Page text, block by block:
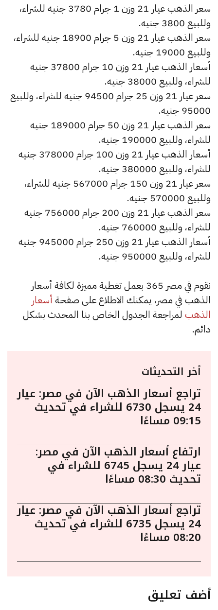
سعر الذهب عيار 21 وزن 1 جرام 3780 جنيه للشراء،
وللبيع 3800 جنيه.
سعر الذهب عيار 21 وزن 5 جرام 18900 جنيه للشراء،
وللبيع 19000 جنيه.
أسعار الذهب عيار 21 وزن 10 جرام 37800 جنيه
للشراء، وللبيع 38000 جنيه.
سعر عيار 21 وزن 25 جرام 94500 جنيه للشراء، وللبيع
95000 جنيه.
سعر الذهب عيار 21 وزن 50 جرام 189000 جنيه
للشراء، وللبيع 190000 جنيه.
أسعار الذهب عيار 21 وزن 100 جرام 378000 جنيه
للشراء، وللبيع 380000 جنيه.
سعر عيار 21 وزن 150 جرام 567000 جنيه للشراء،
وللبيع 570000 جنيه.
سعر الذهب عيار 21 وزن 200 جرام 756000 جنيه
للشراء، وللبيع 760000 جنيه.
أسعار الذهب عيار 21 وزن 250 جرام 945000 جنيه
للشراء، وللبيع 950000 جنيه.
نقوم في مصر 365 بعمل تغطية مميزة لكافة أسعار
الذهب في مصر، يمكنك الاطلاع على صفحة أسعار
الذهب لمراجعة الجدول الخاص بنا المحدث بشكل
دائم.
أخر التحديثات
تراجع أسعار الذهب الآن في مصر: عيار
24 يسجل 6730 للشراء في تحديث
09:15 مساءًا
ارتفاع أسعار الذهب الآن في مصر:
عيار 24 يسجل 6745 للشراء في
تحديث 08:30 مساءًا
تراجع أسعار الذهب الآن في مصر: عيار
24 يسجل 6735 للشراء في تحديث
08:20 مساءًا
أضف تعليق